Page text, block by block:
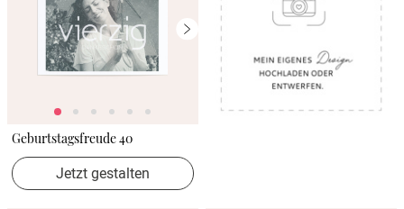
Geburtstagsfreude 40
Jetzt gestalten